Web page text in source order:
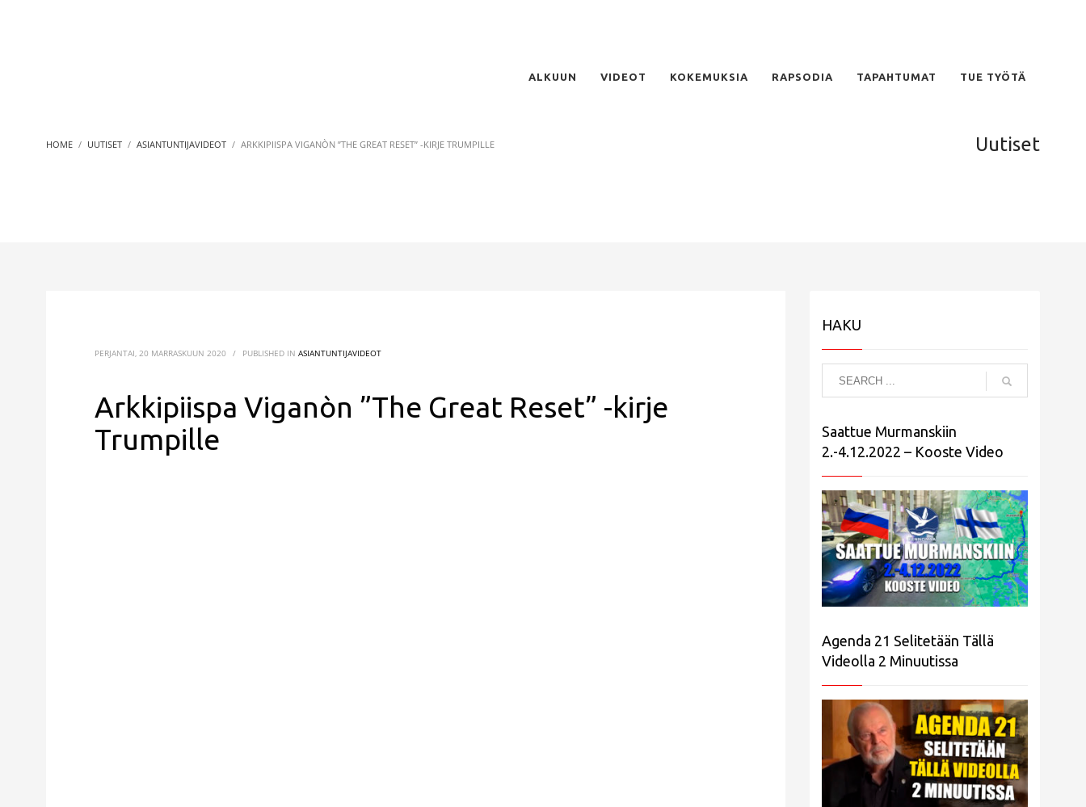
ALKUUN VIDEOT KOKEMUKSIA RAPSODIA TAPAHTUMAT TUE TYÖTÄ
HOME UUTISET ASIANTUNTIJAVIDEOT ARKKIPIISPA VIGANÒN ”THE GREAT RESET” -KIRJE TRUMPILLE Uutiset
PERJANTAI, 20 MARRASKUUN 2020 / PUBLISHED IN ASIANTUNTIJAVIDEOT
Arkkipiispa Viganòn ”The Great Reset” -kirje
Trumpille
HAKU
Saattue Murmanskiin
2.-4.12.2022 – Kooste Video
Agenda 21 Selitetään Tällä
Videolla 2 Minuutissa